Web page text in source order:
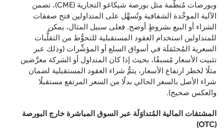
وبورصات مُنظَّمة مثل بورصة شيكاغو التجارية (CME)، تضمن
الآلية الموحَّدة الشفافية وتُسهِّل على المتداولين فتح صفقات
الشراء أو البيع بشروطٍ أوضح. فعلى سبيل المثال، يمكن
للمتداولين استخدام العقود المستقبلية للتحوُّط من التقلُّبات
السعرية المُحتَمَلَة في أسواق السلع أو المؤشِّرات (وذلك عبر
تثبيت الأسعار مُسبقًا، بحيث إذا كان المتداول أو الشركة معرَّضين
مثلًا لخطر ارتفاع الأسعار، يتمُّ شراء العقود المستقبلية لضمان
شراء الأصل بالسعر الحالي بدلًا من السعر المرتفع مستقبلًا
والعكس صحيح).
المشتقات المالية المُتداوَلَة عبر السوق المباشرة خارج البورصة
(OTC)